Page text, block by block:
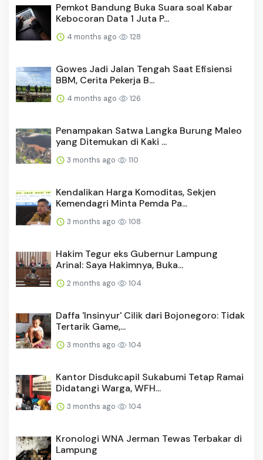
Pemkot Bandung Buka Suara soal Kabar
Kebocoran Data 1 Juta P...
4 months ago 128
Gowes Jadi Jalan Tengah Saat Efisiensi
BBM, Cerita Pekerja B...
4 months ago 126
Penampakan Satwa Langka Burung Maleo
yang Ditemukan di Kaki ...
3 months ago 110
Kendalikan Harga Komoditas, Sekjen
Kemendagri Minta Pemda Pa...
3 months ago 108
Hakim Tegur eks Gubernur Lampung
Arinal: Saya Hakimnya, Buka...
2 months ago 104
Daffa 'Insinyur' Cilik dari Bojonegoro: Tidak
Tertarik Game,...
3 months ago 104
Kantor Disdukcapil Sukabumi Tetap Ramai
Didatangi Warga, WFH...
3 months ago 104
Kronologi WNA Jerman Tewas Terbakar di
Lampung